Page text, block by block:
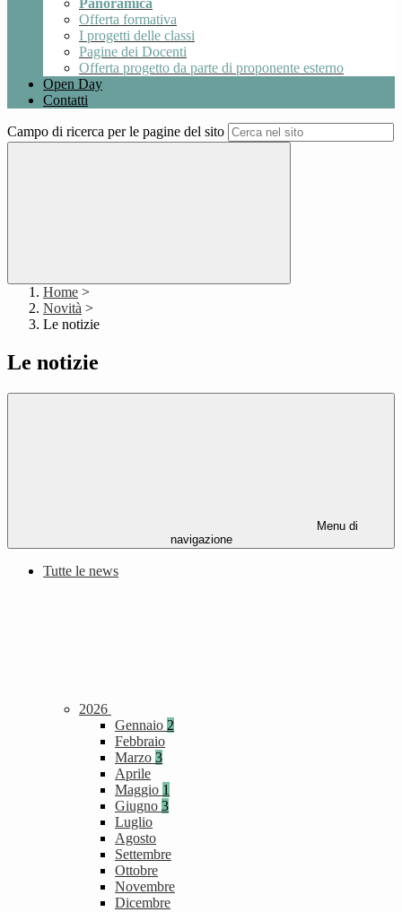
Panoramica
Offerta formativa
I progetti delle classi
Pagine dei Docenti
Offerta progetto da parte di proponente esterno
Open Day
Contatti
Campo di ricerca per le pagine del sito
Home >
Novità >
Le notizie
Le notizie
Menu di
navigazione
Tutte le news
2026
Gennaio 2
Febbraio
Marzo 3
Aprile
Maggio 1
Giugno 3
Luglio
Agosto
Settembre
Ottobre
Novembre
Dicembre